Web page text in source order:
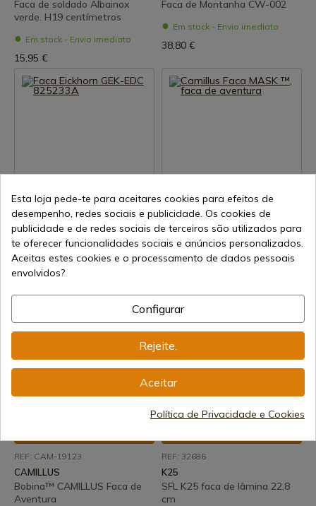
Faca de soldado Albainox
verde. H19 centímetros
Em stock - Envio imediato
15,95 €
Faca de Montanha CW-002
Em stock - Envio imediato
38,80 €
Ver produto
REF: 825233A
Eickhorn Solingen
Faca Eickhorn GEK-EDC
825233A
191,95 €
Ver produto
REF: CAM-19832
CAMILLUS
Camillus Faca MASK ™, faca
de aventura
28,16 €
REF: CAM-19123
CAMILLUS
Bobina™ CAMILLUS Faca de
Aventura
REF: 32686
K25
SFL K25 faca de lâmina 22,8
cm
Esta loja pede-te para aceitares cookies para efeitos de
desempenho, redes sociais e publicidade. Os cookies de
publicidade e de redes sociais de terceiros são utilizados para
te oferecer funcionalidades sociais e anúncios personalizados.
Aceitas estes cookies e o processamento de dados pessoais
envolvidos?
Configurar
Rejeite.
Aceitar
Política de Privacidade e Cookies